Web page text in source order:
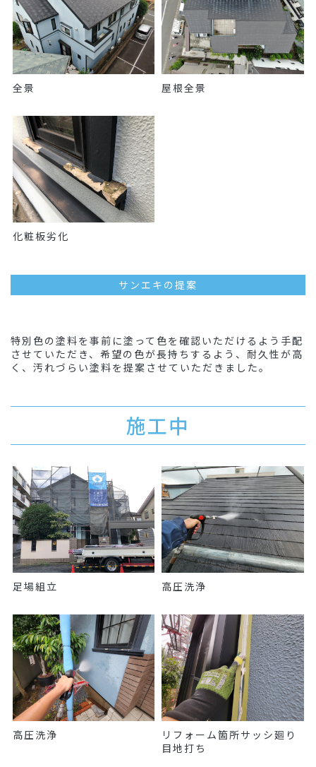
全景 屋根全景
化粧板劣化
サンエキの提案
特別色の塗料を事前に塗って色を確認いただけるよう手配
させていただき、希望の色が長持ちするよう、耐久性が高
く、汚れづらい塗料を提案させていただきました。
施工中
足場組立 高圧洗浄
高圧洗浄
リフォーム箇所サッシ廻り
目地打ち